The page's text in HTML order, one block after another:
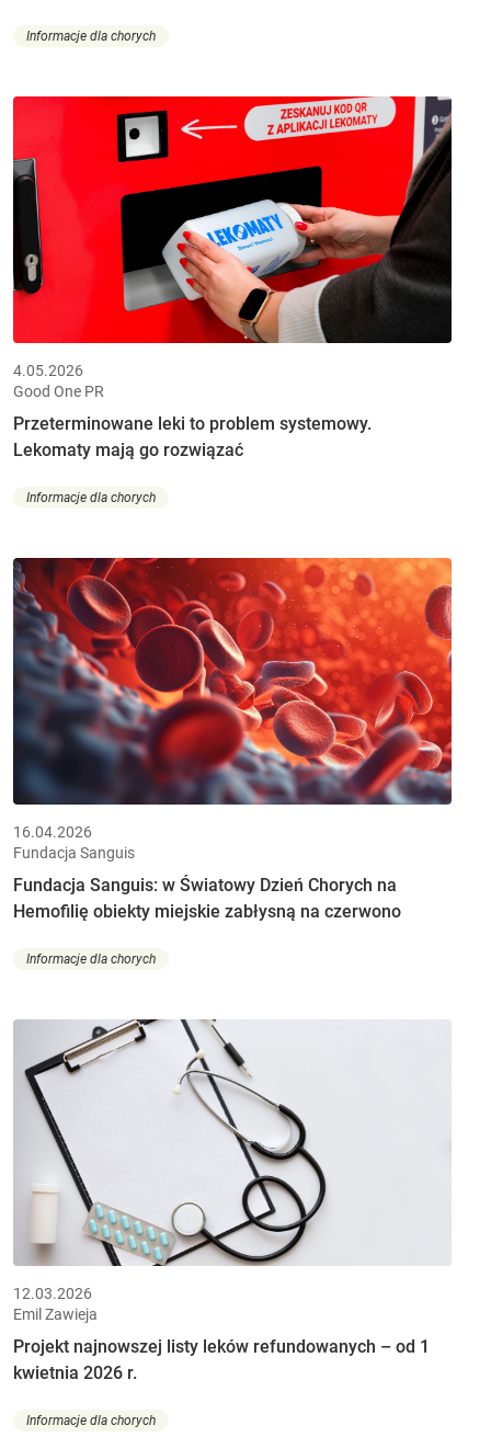
Informacje dla chorych
4.05.2026
Good One PR
Przeterminowane leki to problem systemowy.
Lekomaty mają go rozwiązać
Informacje dla chorych
16.04.2026
Fundacja Sanguis
Fundacja Sanguis: w Światowy Dzień Chorych na
Hemofilię obiekty miejskie zabłysną na czerwono
Informacje dla chorych
12.03.2026
Emil Zawieja
Projekt najnowszej listy leków refundowanych – od 1
kwietnia 2026 r.
Informacje dla chorych